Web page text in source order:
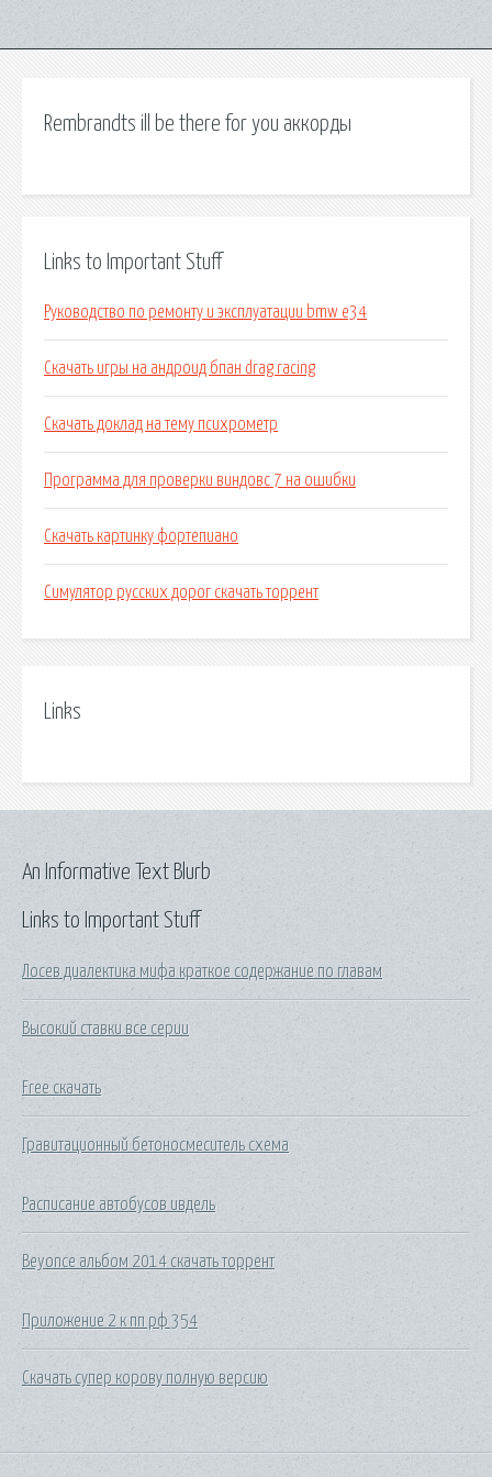
Rembrandts ill be there for you аккорды
Links to Important Stuff
Руководство по ремонту и эксплуатации bmw e34
Скачать игры на андроид бпан drag racing
Скачать доклад на тему психрометр
Программа для проверки виндовс 7 на ошибки
Скачать картинку фортепиано
Симулятор русских дорог скачать торрент
Links
Links to Important Stuff
Лосев диалектика мифа краткое содержание по главам
Высокий ставки все серии
Free скачать
Гравитационный бетоносмеситель схема
Расписание автобусов ивдель
Beyonce альбом 2014 скачать торрент
Приложение 2 к пп рф 354
Скачать супер корову полную версию
An Informative Text Blurb